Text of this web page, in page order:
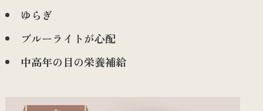
ゆらぎ
ブルーライトが心配
中高年の目の栄養補給